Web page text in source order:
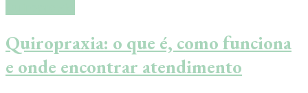
Quiropraxia: o que é, como funciona
e onde encontrar atendimento